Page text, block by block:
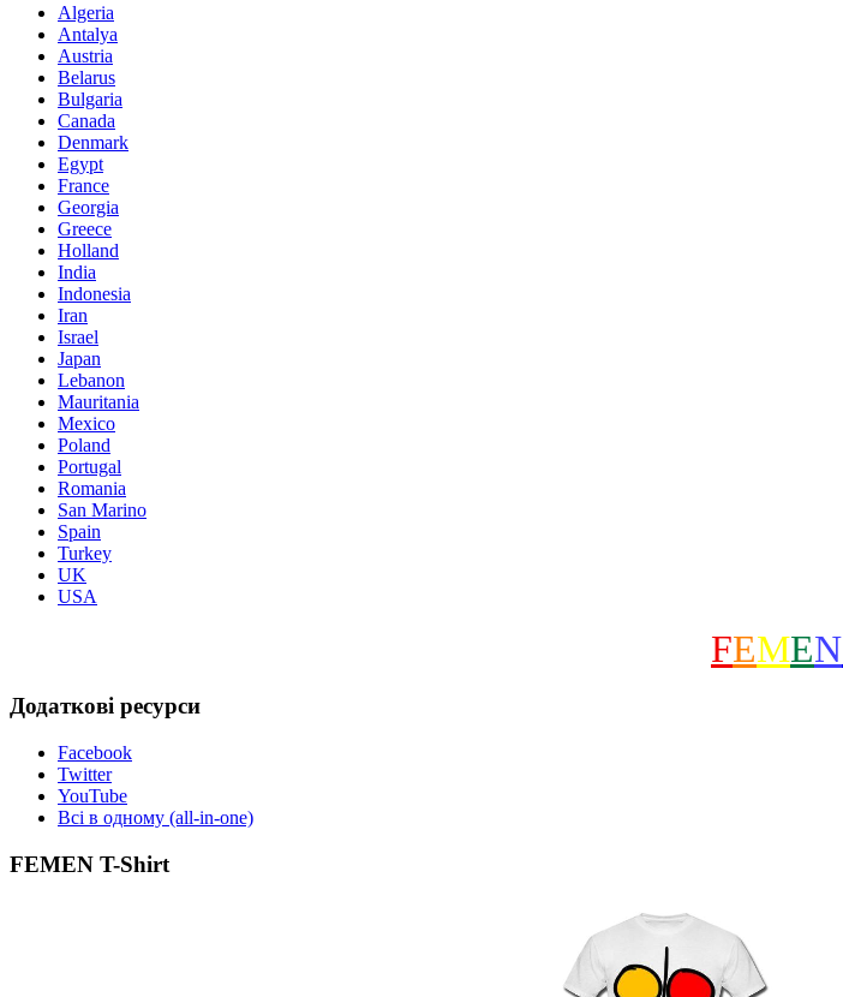
Algeria
Antalya
Austria
Belarus
Bulgaria
Canada
Denmark
Egypt
France
Georgia
Greece
Holland
India
Indonesia
Iran
Israel
Japan
Lebanon
Mauritania
Mexico
Poland
Portugal
Romania
San Marino
Spain
Turkey
UK
USA
FEMEN
Додаткові ресурси
Facebook
Twitter
YouTube
Всі в одному (all-in-one)
FEMEN T-Shirt